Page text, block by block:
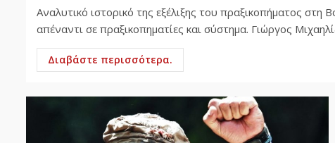
Αναλυτικό ιστορικό της εξέλιξης του πραξικοπήματος
απέναντι σε πραξικοπηματίες και σύστημα. Γιώργος
Διαβάστε περισσότερα.